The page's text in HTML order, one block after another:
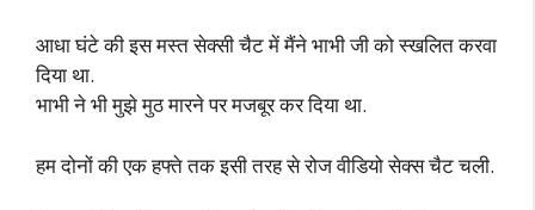
आधा घंटे की इस मस्त सेक्सी चैट में मैंने भाभी जी को स्खलित करवा
दिया था.
भाभी ने भी मुझे मुठ मारने पर मजबूर कर दिया था.
हम दोनों की एक हफ्ते तक इसी तरह से रोज वीडियो सेक्स चैट चली.